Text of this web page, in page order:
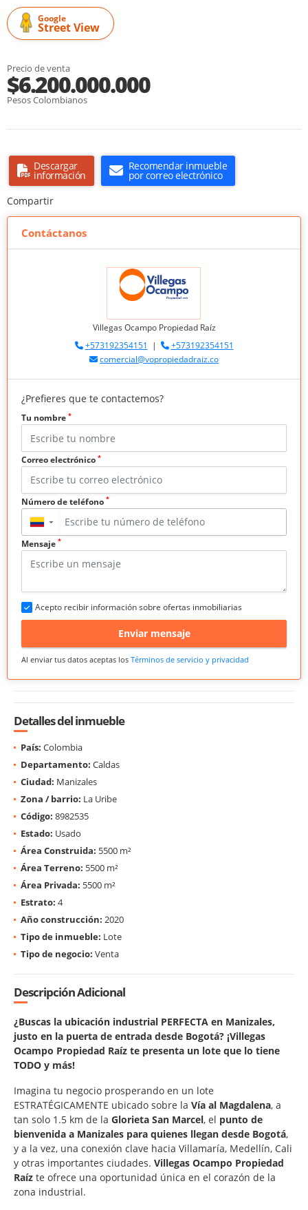
Google
Street View
Precio de venta
$6.200.000.000
Pesos Colombianos
Descargar
información
Recomendar inmueble
por correo electrónico
Compartir
Contáctanos
Villegas Ocampo Propiedad Raíz
+573192354151 |
+573192354151
comercial@vopropiedadraiz.co
¿Prefieres que te contactemos?
Tu nombre *
Correo electrónico *
Número de teléfono *
▼
Mensaje *
Acepto recibir información sobre ofertas inmobiliarias
Enviar mensaje
Al enviar tus datos aceptas los Términos de servicio y privacidad
Detalles del inmueble
País: Colombia
Departamento: Caldas
Ciudad: Manizales
Zona / barrio: La Uribe
Código: 8982535
Estado: Usado
Área Construida: 5500 m²
Área Terreno: 5500 m²
Área Privada: 5500 m²
Estrato: 4
Año construcción: 2020
Tipo de inmueble: Lote
Tipo de negocio: Venta
Descripción Adicional
¿Buscas la ubicación industrial PERFECTA en Manizales,
justo en la puerta de entrada desde Bogotá? ¡Villegas
Ocampo Propiedad Raíz te presenta un lote que lo tiene
TODO y más!
Imagina tu negocio prosperando en un lote
ESTRATÉGICAMENTE ubicado sobre la Vía al Magdalena, a
tan solo 1.5 km de la Glorieta San Marcel, el punto de
bienvenida a Manizales para quienes llegan desde Bogotá,
y a la vez, una conexión clave hacia Villamaría, Medellín, Cali
y otras importantes ciudades. Villegas Ocampo Propiedad
Raíz te ofrece una oportunidad única en el corazón de la
zona industrial.